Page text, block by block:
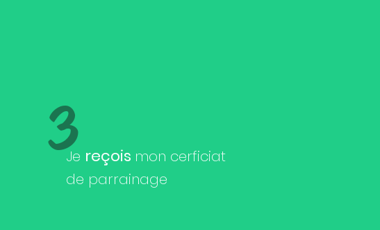
Je reçois mon cerficiat
de parrainage
3